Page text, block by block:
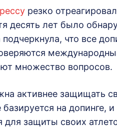
резко
десять лет было
что все
множество вопросов.
активнее защищать
на допинге,
для защиты своих